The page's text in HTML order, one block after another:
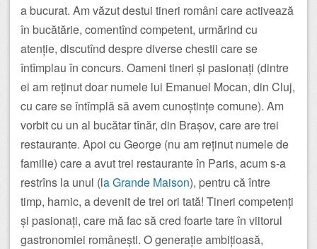
a bucurat. Am văzut destui tineri români care activează
în bucătărie, comentînd competent, urmărind cu
atenție, discutînd despre diverse chestii care se
întîmplau în concurs. Oameni tineri și pasionați (dintre
ei am reținut doar numele lui Emanuel Mocan, din Cluj,
cu care se întîmplă să avem cunoștințe comune). Am
vorbit cu un al bucătar tînăr, din Brașov, care are trei
restaurante. Apoi cu George (nu am reținut numele de
familie) care a avut trei restaurante în Paris, acum s-a
restrîns la unul (la Grande Maison), pentru că între
timp, harnic, a devenit de trei ori tată! Tineri competenți
și pasionați, care mă fac să cred foarte tare în viitorul
gastronomiei românești. O generație ambițioasă,